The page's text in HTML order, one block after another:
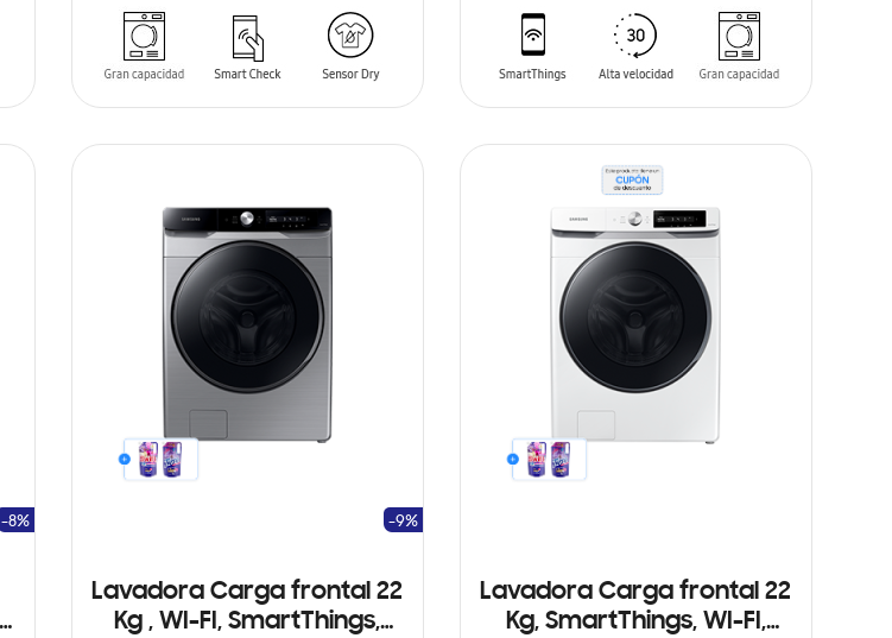
AÑADIR AL CARRITO
-8%
Lavadora Carga frontal 22
Kg , WI-FI, SmartThings,
-9%
Lavadora Carga frontal 22
Kg, SmartThings, WI-FI,